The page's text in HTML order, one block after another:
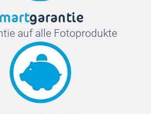
auf alle Fotoprodukte